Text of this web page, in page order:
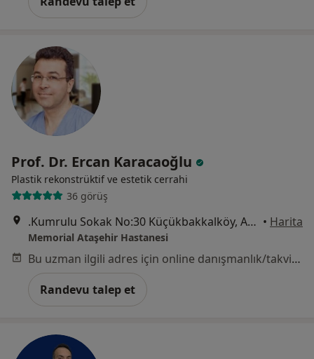
Prof. Dr. Ercan Karacaoğlu
Plastik rekonstrüktif ve estetik cerrahi
36 görüş
.Kumrulu Sokak No:30 Küçükbakkalköy, Ataşehir • Harita
Memorial Ataşehir Hastanesi
Bu uzman ilgili adres için online danışmanlık/takvim sunmuyor.
Randevu talep et